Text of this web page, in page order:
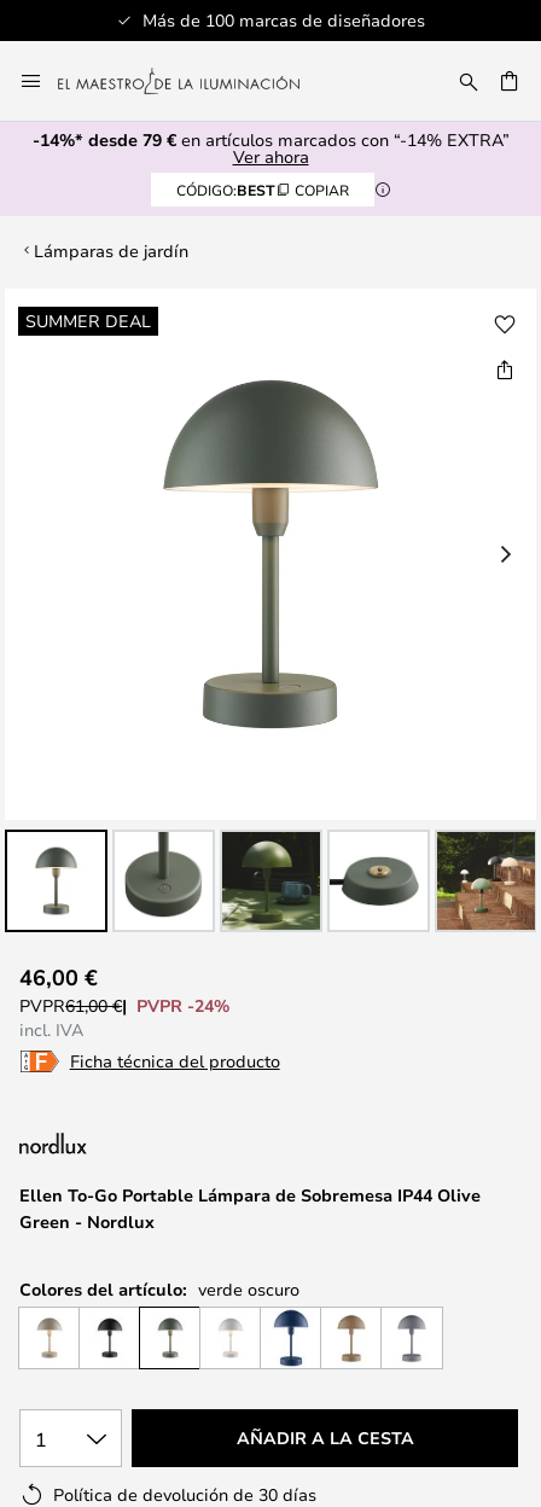
Más de 100 marcas de diseñadores
al
contenido
-14%* desde 79 €en artículos marcados con “-14% EXTRA”
Ver ahora
CÓDIGO:BEST COPIAR
Lámparas de jardín
SUMMER DEAL
Saltar
al
al
comienzo
de
de
Ellen To-Go Portable Lámpara de Sobremesa IP44 Olive
Green - Nordlux
46,00 €
PVPR61,00 €
PVPR -24%
incl. IVA
Ficha técnica del producto
Colores del artículo: verde oscuro
1 AÑADIR A LA CESTA
Política de devolución de 30 días